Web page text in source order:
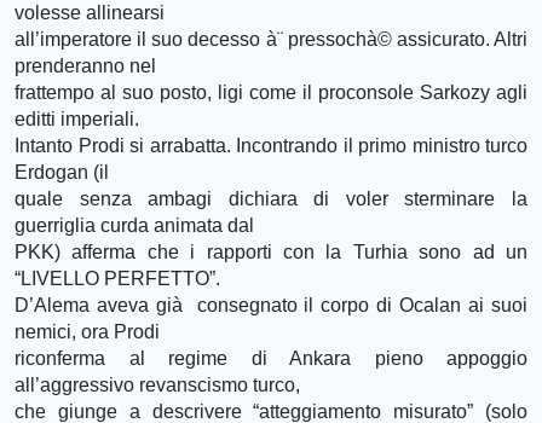
volesse allinearsi
all’imperatore il suo decesso à¨ pressochà© assicurato. Altri
prenderanno nel
frattempo al suo posto, ligi come il proconsole Sarkozy agli
editti imperiali.
Intanto Prodi si arrabatta. Incontrando il primo ministro turco
Erdogan (il
quale senza ambagi dichiara di voler sterminare la
guerriglia curda animata dal
PKK) afferma che i rapporti con la Turhia sono ad un
“LIVELLO PERFETTO”.
D’Alema aveva già consegnato il corpo di Ocalan ai suoi
nemici, ora Prodi
riconferma al regime di Ankara pieno appoggio
all’aggressivo revanscismo turco,
che giunge a descrivere “atteggiamento misurato” (solo